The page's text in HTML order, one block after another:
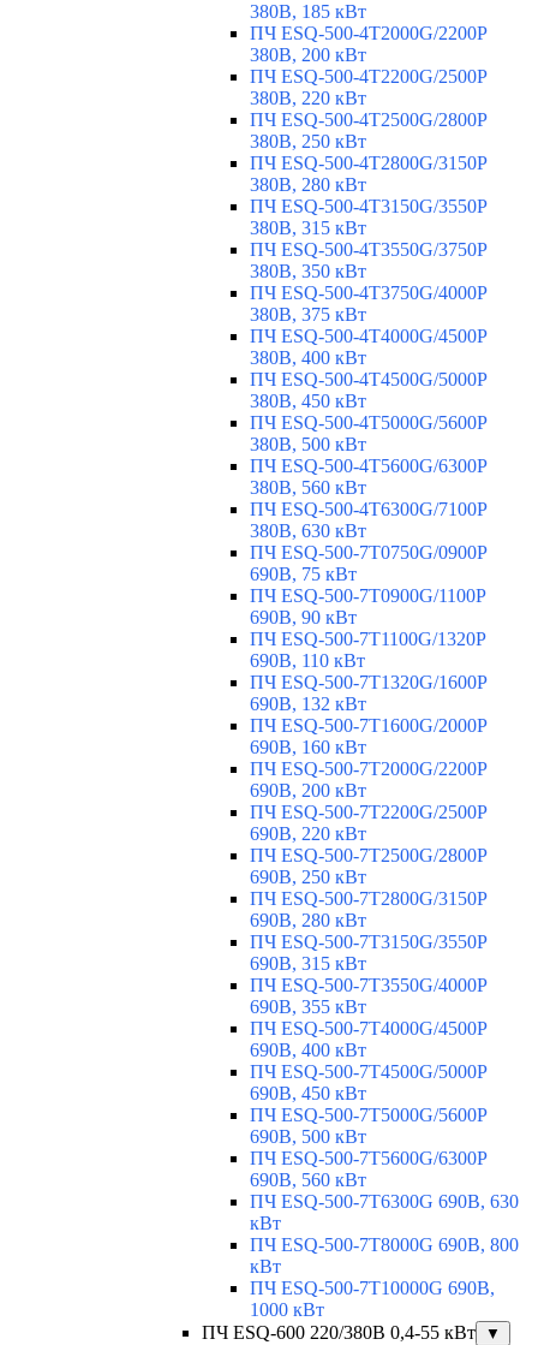
380В, 185 кВт
ПЧ ESQ-500-4T2000G/2200P
380В, 200 кВт
ПЧ ESQ-500-4T2200G/2500P
380В, 220 кВт
ПЧ ESQ-500-4T2500G/2800P
380В, 250 кВт
ПЧ ESQ-500-4T2800G/3150P
380В, 280 кВт
ПЧ ESQ-500-4T3150G/3550P
380В, 315 кВт
ПЧ ESQ-500-4T3550G/3750P
380В, 350 кВт
ПЧ ESQ-500-4T3750G/4000P
380В, 375 кВт
ПЧ ESQ-500-4T4000G/4500P
380В, 400 кВт
ПЧ ESQ-500-4T4500G/5000P
380В, 450 кВт
ПЧ ESQ-500-4T5000G/5600P
380В, 500 кВт
ПЧ ESQ-500-4T5600G/6300P
380В, 560 кВт
ПЧ ESQ-500-4T6300G/7100P
380В, 630 кВт
ПЧ ESQ-500-7T0750G/0900P
690В, 75 кВт
ПЧ ESQ-500-7T0900G/1100P
690В, 90 кВт
ПЧ ESQ-500-7T1100G/1320P
690В, 110 кВт
ПЧ ESQ-500-7T1320G/1600P
690В, 132 кВт
ПЧ ESQ-500-7T1600G/2000P
690В, 160 кВт
ПЧ ESQ-500-7T2000G/2200P
690В, 200 кВт
ПЧ ESQ-500-7T2200G/2500P
690В, 220 кВт
ПЧ ESQ-500-7T2500G/2800P
690В, 250 кВт
ПЧ ESQ-500-7T2800G/3150P
690В, 280 кВт
ПЧ ESQ-500-7T3150G/3550P
690В, 315 кВт
ПЧ ESQ-500-7T3550G/4000P
690В, 355 кВт
ПЧ ESQ-500-7T4000G/4500P
690В, 400 кВт
ПЧ ESQ-500-7T4500G/5000P
690В, 450 кВт
ПЧ ESQ-500-7T5000G/5600P
690В, 500 кВт
ПЧ ESQ-500-7T5600G/6300P
690В, 560 кВт
ПЧ ESQ-500-7T6300G 690В, 630
кВт
ПЧ ESQ-500-7T8000G 690В, 800
кВт
ПЧ ESQ-500-7T10000G 690В,
1000 кВт
ПЧ ESQ-600 220/380В 0,4-55 кВт
▼